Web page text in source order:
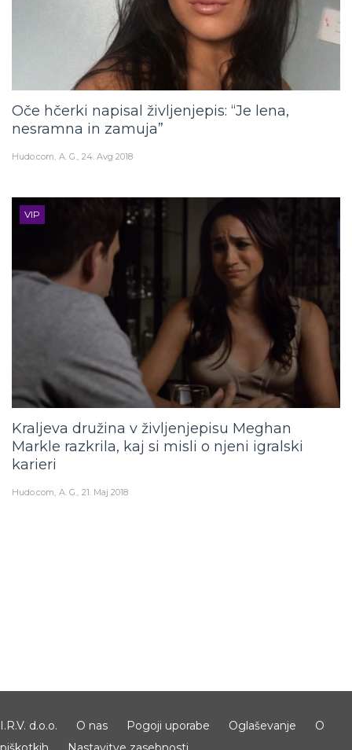
Oče hčerki napisal življenjepis: “Je lena,
nesramna in zamuja”
Hudo.com A. G. 24. Avg 2018
VIP
Kraljeva družina v življenjepisu Meghan
Markle razkrila, kaj si misli o njeni igralski
karieri
Hudo.com A. G. 21. Maj 2018
I.R.V. d.o.o. O nas Pogoji uporabe Oglaševanje
O